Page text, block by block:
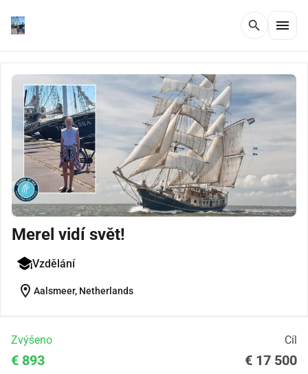
search menu
Merel vidí svět!
Vzdělání
location_on Aalsmeer, Netherlands
Zvýšeno Cíl
€ 893 € 17 500